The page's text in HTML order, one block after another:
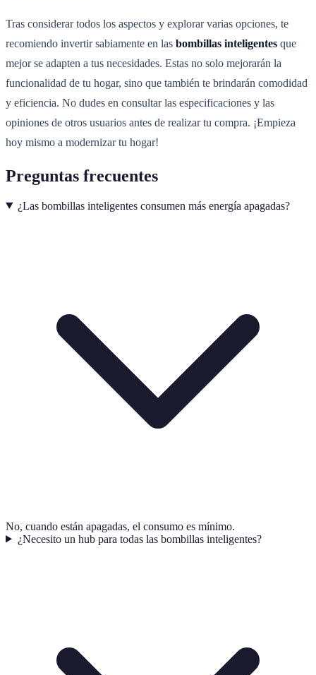
Tras considerar todos los aspectos y explorar varias opciones, te
recomiendo invertir sabiamente en las bombillas inteligentes que
mejor se adapten a tus necesidades. Estas no solo mejorarán la
funcionalidad de tu hogar, sino que también te brindarán comodidad
y eficiencia. No dudes en consultar las especificaciones y las
opiniones de otros usuarios antes de realizar tu compra. ¡Empieza
hoy mismo a modernizar tu hogar!
Preguntas frecuentes
¿Las bombillas inteligentes consumen más energía apagadas?
No, cuando están apagadas, el consumo es mínimo.
¿Necesito un hub para todas las bombillas inteligentes?